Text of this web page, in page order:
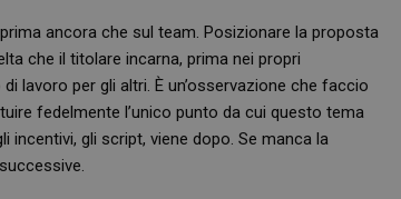
ancora che sul team. Posizionare la proposta
che il titolare incarna, prima nei propri
lavoro per gli altri. È un’osservazione che faccio
fedelmente l’unico punto da cui questo tema
gli script, viene dopo. Se manca la
sessioni future.
SCADENZA DESCRIZIONE
Sessione
FORNITORE /DOMINIO SCADENZA
5 mesi 4 settimane
.youtube.com